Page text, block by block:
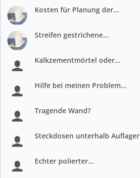
Kosten für Planung der...
Streifen gestrichene...
Kalkzementmörtel oder...
Hilfe bei meinen Problem...
Tragende Wand?
Steckdosen unterhalb Auflager
Echter polierter...